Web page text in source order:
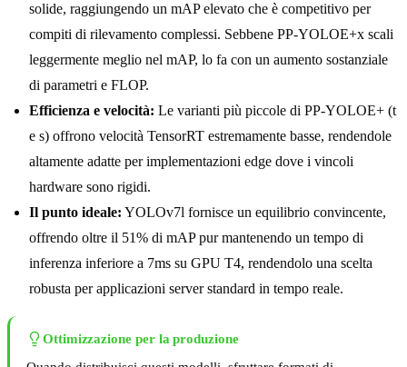
solide, raggiungendo un mAP elevato che è competitivo per
compiti di rilevamento complessi. Sebbene PP-YOLOE+x scali
leggermente meglio nel mAP, lo fa con un aumento sostanziale
di parametri e FLOP.
Efficienza e velocità: Le varianti più piccole di PP-YOLOE+ (t
e s) offrono velocità TensorRT estremamente basse, rendendole
altamente adatte per implementazioni edge dove i vincoli
hardware sono rigidi.
Il punto ideale: YOLOv7l fornisce un equilibrio convincente,
offrendo oltre il 51% di mAP pur mantenendo un tempo di
inferenza inferiore a 7ms su GPU T4, rendendolo una scelta
robusta per applicazioni server standard in tempo reale.
Ottimizzazione per la produzione